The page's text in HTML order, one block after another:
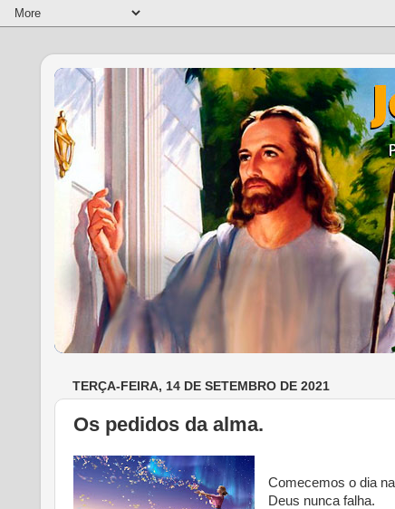
TERÇA-FEIRA, 14 DE SETEMBRO DE 2021
Os pedidos da alma.
Comecemos o dia
Deus nunca falha.